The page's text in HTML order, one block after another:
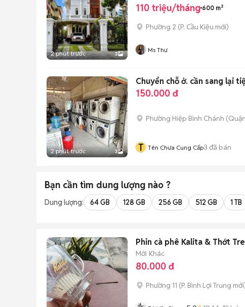
2 phút trước 3
110 triệu/tháng 600 m²
Phường 2 (P. Cầu Kiệu mới)
Ms Thư
2 phút trước 3
Chuyển chỗ ở. cần sang lại
150.000 đ
Phường Hiệp Bình Chánh
T Tên Chưa Cung Cấp3 đã bán
Bạn cần tìm dung lượng nào ?
Dung lượng: 64 GB 128 GB 256 GB 512 GB 1 TB
Phin cà phê Kalita & Thớt
Mới Khác
80.000 đ
Phường 11 (P. Bình Lợi Trung